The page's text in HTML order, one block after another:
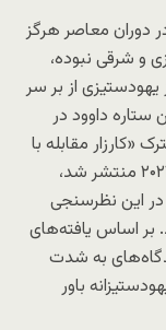
دوران معاصر هرگز
و شرقی نبوده،
یهودستیزی از بر سر
ستاره داوود در
«کارزار مقابله با
یهودستیزی» و کینگز کالج لندن، که در ژانویۀ ۲۰۲۱ منتشر شد،
در این نظرسنجی
بر اساس یافته‌های
دیدگاه‌های به شدت
باور